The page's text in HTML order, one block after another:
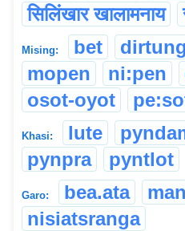
सिलिंखार खालामनाय
Mising: bet dirtung
mopen
ni:pen
osot-oyot
Khasi: lute
pynpra
pyntlot
Garo: bea.ata
nisiatsranga